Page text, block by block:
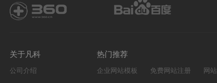
关于凡科
公司介绍
热门推荐
企业网站模板 免费网站注册 网